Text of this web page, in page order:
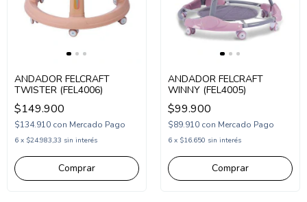
ANDADOR FELCRAFT
TWISTER (FEL4006)
$149.900
$134.910 con Mercado Pago
6 x $24.983,33 sin interés
ANDADOR FELCRAFT
WINNY (FEL4005)
$99.900
$89.910 con Mercado Pago
6 x $16.650 sin interés